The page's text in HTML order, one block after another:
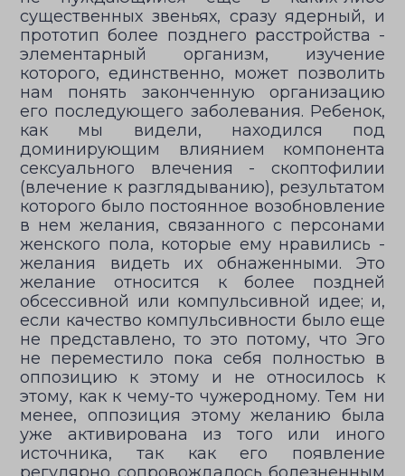
существенных звеньях, сразу ядерный, и
прототип более позднего расстройства -
элементарный организм, изучение
которого, единственно, может позволить
нам понять законченную организацию
его последующего заболевания. Ребенок,
как мы видели, находился под
доминирующим влиянием компонента
сексуального влечения - скоптофилии
(влечение к разглядыванию), результатом
которого было постоянное возобновление
в нем желания, связанного с персонами
женского пола, которые ему нравились -
желания видеть их обнаженными. Это
желание относится к более поздней
обсессивной или компульсивной идее; и,
если качество компульсивности было еще
не представлено, то это потому, что Эго
не переместило пока себя полностью в
оппозицию к этому и не относилось к
этому, как к чему-то чужеродному. Тем ни
менее, оппозиция этому желанию была
уже активирована из того или иного
источника, так как его появление